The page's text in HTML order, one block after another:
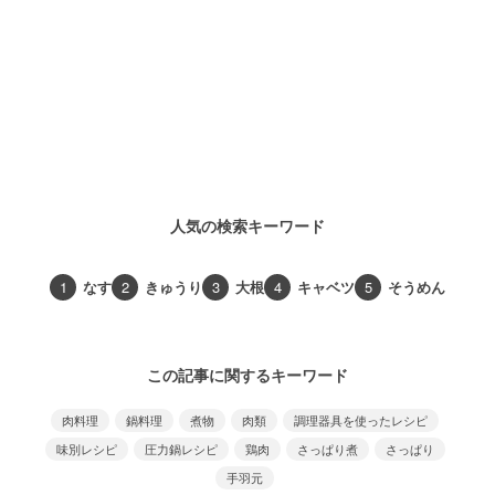
人気の検索キーワード
1 なす 2 きゅうり 3 大根 4 キャベツ 5 そうめん
この記事に関するキーワード
肉料理 鍋料理 煮物 肉類
調理器具を使ったレシピ
味別レシピ
圧力鍋レシピ 鶏肉 さっぱり煮
さっぱり
手羽元